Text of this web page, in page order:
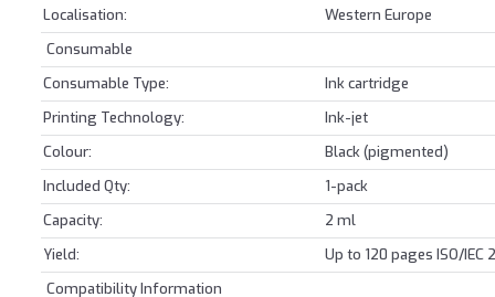
Localisation:
Western Europe
Consumable
Consumable Type:
Ink cartridge
Printing Technology:
Ink-jet
Colour:
Black (pigmented)
Included Qty:
1-pack
Capacity:
2 ml
Yield:
Up to 120 pages ISO/IEC
Compatibility Information